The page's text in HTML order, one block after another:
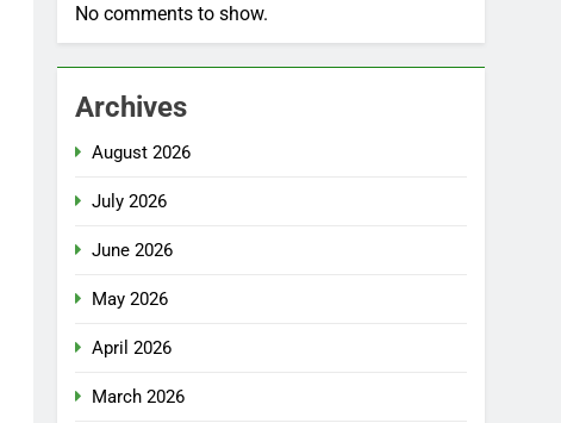
No comments to show.
Archives
August 2026
July 2026
June 2026
May 2026
April 2026
March 2026